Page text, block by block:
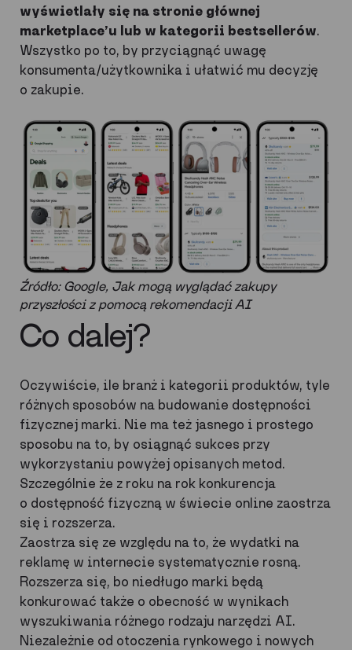
wyświetlały się na stronie głównej
marketplace’u lub w kategorii bestsellerów.
Wszystko po to, by przyciągnąć uwagę
konsumenta/użytkownika i ułatwić mu decyzję
o zakupie.
Źródło: Google, Jak mogą wyglądać zakupy
przyszłości z pomocą rekomendacji AI
Co dalej?
Oczywiście, ile branż i kategorii produktów, tyle
różnych sposobów na budowanie dostępności
fizycznej marki. Nie ma też jasnego i prostego
sposobu na to, by osiągnąć sukces przy
wykorzystaniu powyżej opisanych metod.
Szczególnie że z roku na rok konkurencja
o dostępność fizyczną w świecie online zaostrza
się i rozszerza.
Zaostrza się ze względu na to, że wydatki na
reklamę w internecie systematycznie rosną.
Rozszerza się, bo niedługo marki będą
konkurować także o obecność w wynikach
wyszukiwania różnego rodzaju narzędzi AI.
Niezależnie od otoczenia rynkowego i nowych